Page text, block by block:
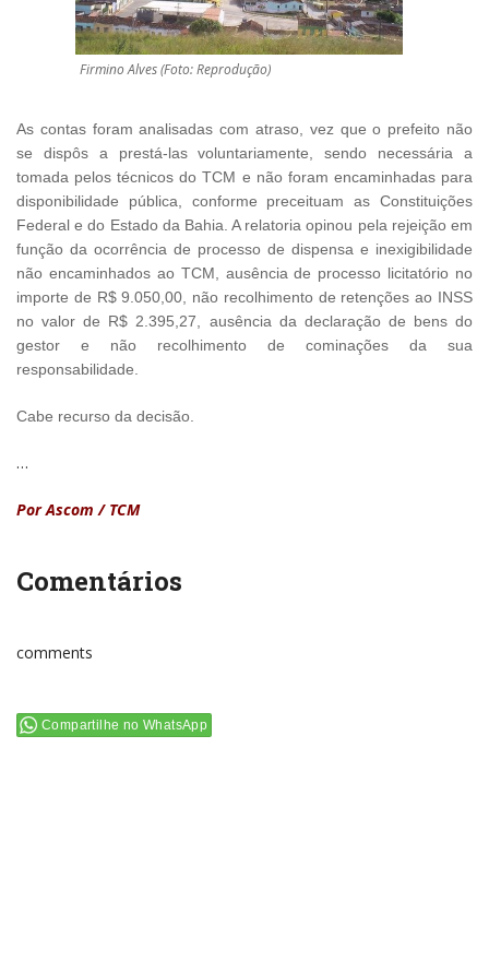
Firmino Alves (Foto: Reprodução)
As contas foram analisadas com atraso, vez que o prefeito não
se dispôs a prestá-las voluntariamente, sendo necessária a
tomada pelos técnicos do TCM e não foram encaminhadas para
disponibilidade pública, conforme preceituam as Constituições
Federal e do Estado da Bahia. A relatoria opinou pela rejeição em
função da ocorrência de processo de dispensa e inexigibilidade
não encaminhados ao TCM, ausência de processo licitatório no
importe de R$ 9.050,00, não recolhimento de retenções ao INSS
no valor de R$ 2.395,27, ausência da declaração de bens do
gestor e não recolhimento de cominações da sua
responsabilidade.
Cabe recurso da decisão.
…
Por Ascom / TCM
Comentários
comments
Compartilhe no WhatsApp